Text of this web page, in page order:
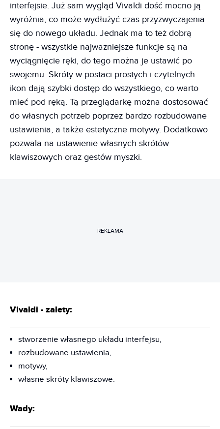
interfejsie. Już sam wygląd Vivaldi dość mocno ją
wyróżnia, co może wydłużyć czas przyzwyczajenia
się do nowego układu. Jednak ma to też dobrą
stronę - wszystkie najważniejsze funkcje są na
wyciągnięcie ręki, do tego można je ustawić po
swojemu. Skróty w postaci prostych i czytelnych
ikon dają szybki dostęp do wszystkiego, co warto
mieć pod ręką. Tą przeglądarkę można dostosować
do własnych potrzeb poprzez bardzo rozbudowane
ustawienia, a także estetyczne motywy. Dodatkowo
pozwala na ustawienie własnych skrótów
klawiszowych oraz gestów myszki.
REKLAMA
Vivaldi - zalety:
stworzenie własnego układu interfejsu,
rozbudowane ustawienia,
motywy,
własne skróty klawiszowe.
Wady: